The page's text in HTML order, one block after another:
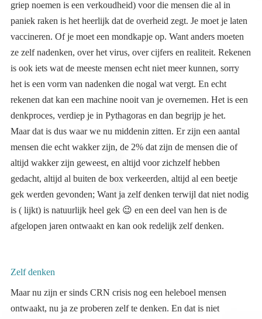
denkproces, verdiep je in Pythagoras en dan begrijp je het.
Maar dat is dus waar we nu middenin zitten. Er zijn een aantal
mensen die echt wakker zijn, de 2% dat zijn de mensen die of
altijd wakker zijn geweest, en altijd voor zichzelf hebben
gedacht, altijd al buiten de box verkeerden, altijd al een beetje
gek werden gevonden; Want ja zelf denken terwijl dat niet nodig
is ( lijkt) is natuurlijk heel gek 😉 en een deel van hen is de
afgelopen jaren ontwaakt en kan ook redelijk zelf denken.
Zelf denken
Maar nu zijn er sinds CRN crisis nog een heleboel mensen
ontwaakt, nu ja ze proberen zelf te denken. En dat is niet
gemakkelijk als je dat je hele leven nog nooit hebt hoeven doen.
Dus zij beginnen zelf te denken. Wat op zich al een hele grote
stap is. Mijn verhaal klinkt misschien soms cynisch, maar zo is
het niet bedoeld. Ik begrijp heel goed hoe moeilijk dit allemaal is.
Want zelf leren denken is intens, schokkend confronterend en